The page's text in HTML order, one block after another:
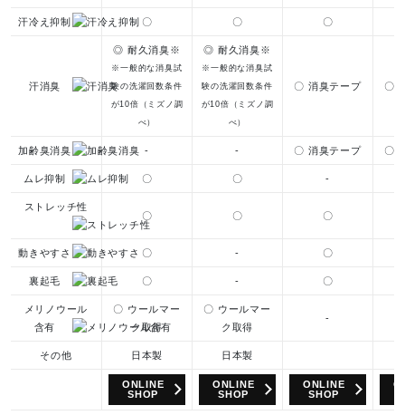
汗冷え抑制 〇 〇 〇
汗消臭
◎ 耐久消臭※
※一般的な消臭試
験の洗濯回数条件
が10倍（ミズノ調
べ）
◎ 耐久消臭※
※一般的な消臭試
験の洗濯回数条件
が10倍（ミズノ調
べ）
〇 消臭テープ 〇
加齢臭消臭 - - 〇 消臭テープ 〇
ムレ抑制 〇 〇 -
ストレッチ性
〇
〇 〇
動きやすさ 〇 - 〇
裏起毛 〇 - 〇
メリノウール
含有
〇 ウールマー
ク取得
〇 ウールマー
ク取得
-
その他 日本製 日本製
ONLINE
SHOP
ONLINE
SHOP
ONLINE
SHOP